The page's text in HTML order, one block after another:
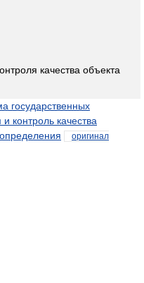
качества объекта
государственных
контроль качества
оригинал